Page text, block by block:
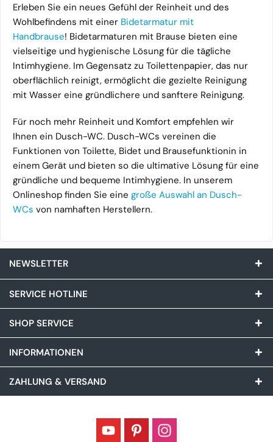
Erleben Sie ein neues Gefühl der Reinheit und des
Wohlbefindens mit einer Bidetarmatur mit
Handbrause! Bidetarmaturen mit Brause bieten eine
vielseitige und hygienische Lösung für die tägliche
Intimhygiene. Im Gegensatz zu Toilettenpapier, das nur
oberflächlich reinigt, ermöglicht die gezielte Reinigung
mit Wasser eine gründlichere und sanftere Reinigung.
Für noch mehr Reinheit und Komfort empfehlen wir
Ihnen ein Dusch-WC. Dusch-WCs vereinen die
Funktionen von Toilette, Bidet und Brausefunktionin in
einem Gerät und bieten so die ultimative Lösung für eine
gründliche und bequeme Intimhygiene. In unserem
Onlineshop finden Sie eine große Auswahl an Dusch-
WCs von namhaften Herstellern.
NEWSLETTER
SERVICE HOTLINE
SHOP SERVICE
INFORMATIONEN
ZAHLUNG & VERSAND